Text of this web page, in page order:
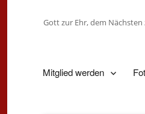
Gott zur Ehr, dem Nächsten
Mitglied werden